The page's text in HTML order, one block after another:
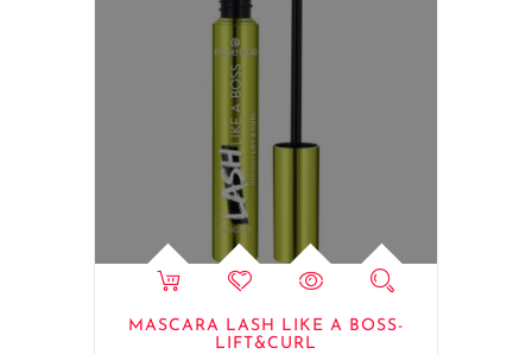
MASCARA LASH LIKE A BOSS-
LIFT&CURL